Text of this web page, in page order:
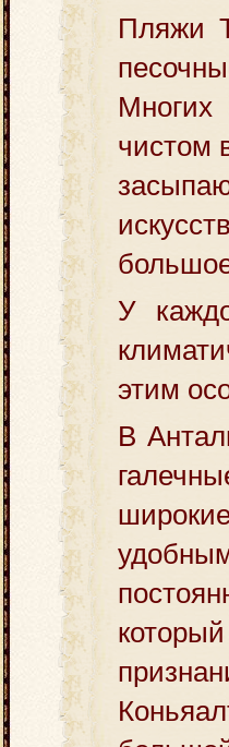
Пляжи
чистом
У
этим
В